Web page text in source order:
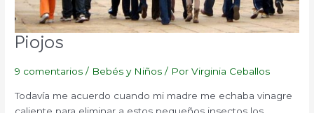
Piojos
9 comentarios / Bebés y Niños / PorVirginia Ceballos
Todavía me acuerdo cuando mi madre me echaba vinagre